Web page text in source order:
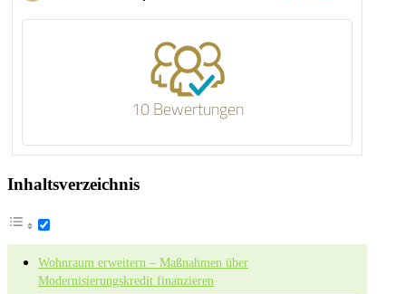
10 Bewertungen
Inhaltsverzeichnis
Wohnraum erweitern – Maßnahmen über
Modernisierungskredit finanzieren